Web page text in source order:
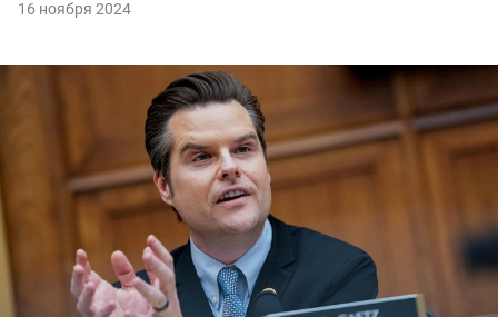
16 ноября 2024